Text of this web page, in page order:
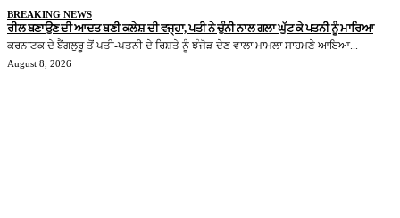
BREAKING NEWS
ਰੀਲ ਬਣਾਉਣ ਦੀ ਆਦਤ ਬਣੀ ਕਲੇਸ਼ ਦੀ ਵਜ੍ਹਾ, ਪਤੀ ਨੇ ਚੁੰਨੀ ਨਾਲ ਗਲਾ ਘੁੱਟ ਕੇ ਪਤਨੀ ਨੂੰ ਮਾਰਿਆ
ਕਰਨਾਟਕ ਦੇ ਬੈਂਗਲੁਰੂ ਤੋਂ ਪਤੀ-ਪਤਨੀ ਦੇ ਰਿਸ਼ਤੇ ਨੂੰ ਝੰਜੋੜ ਦੇਣ ਵਾਲਾ ਮਾਮਲਾ ਸਾਹਮਣੇ ਆਇਆ...
August 8, 2026